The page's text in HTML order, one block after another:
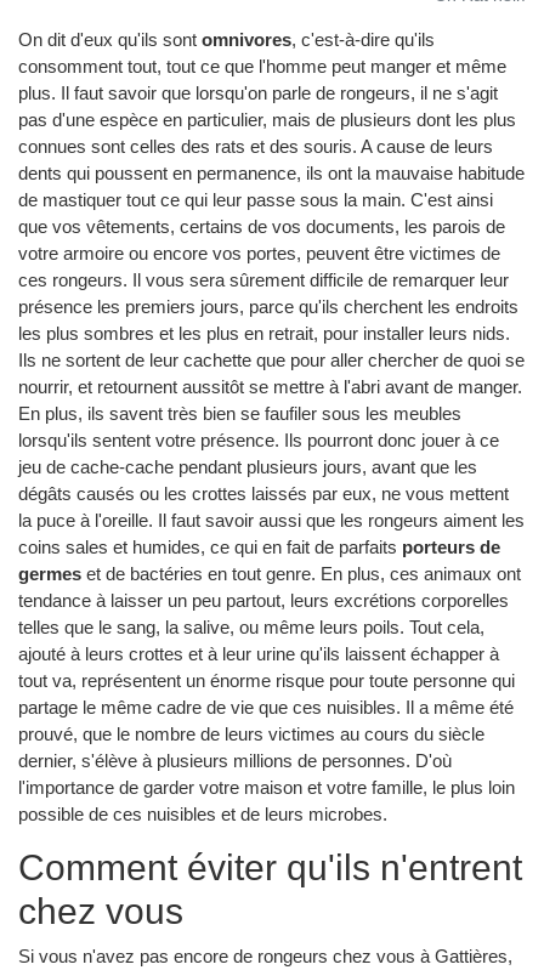
On dit d'eux qu'ils sont omnivores, c'est-à-dire qu'ils
consomment tout, tout ce que l'homme peut manger et même
plus. Il faut savoir que lorsqu'on parle de rongeurs, il ne s'agit
pas d'une espèce en particulier, mais de plusieurs dont les plus
connues sont celles des rats et des souris. A cause de leurs
dents qui poussent en permanence, ils ont la mauvaise habitude
de mastiquer tout ce qui leur passe sous la main. C'est ainsi
que vos vêtements, certains de vos documents, les parois de
votre armoire ou encore vos portes, peuvent être victimes de
ces rongeurs. Il vous sera sûrement difficile de remarquer leur
présence les premiers jours, parce qu'ils cherchent les endroits
les plus sombres et les plus en retrait, pour installer leurs nids.
Ils ne sortent de leur cachette que pour aller chercher de quoi se
nourrir, et retournent aussitôt se mettre à l'abri avant de manger.
En plus, ils savent très bien se faufiler sous les meubles
lorsqu'ils sentent votre présence. Ils pourront donc jouer à ce
jeu de cache-cache pendant plusieurs jours, avant que les
dégâts causés ou les crottes laissés par eux, ne vous mettent
la puce à l'oreille. Il faut savoir aussi que les rongeurs aiment les
coins sales et humides, ce qui en fait de parfaits porteurs de
germes et de bactéries en tout genre. En plus, ces animaux ont
tendance à laisser un peu partout, leurs excrétions corporelles
telles que le sang, la salive, ou même leurs poils. Tout cela,
ajouté à leurs crottes et à leur urine qu'ils laissent échapper à
tout va, représentent un énorme risque pour toute personne qui
partage le même cadre de vie que ces nuisibles. Il a même été
prouvé, que le nombre de leurs victimes au cours du siècle
dernier, s'élève à plusieurs millions de personnes. D'où
l'importance de garder votre maison et votre famille, le plus loin
possible de ces nuisibles et de leurs microbes.
Comment éviter qu'ils n'entrent
chez vous
Si vous n'avez pas encore de rongeurs chez vous à Gattières,